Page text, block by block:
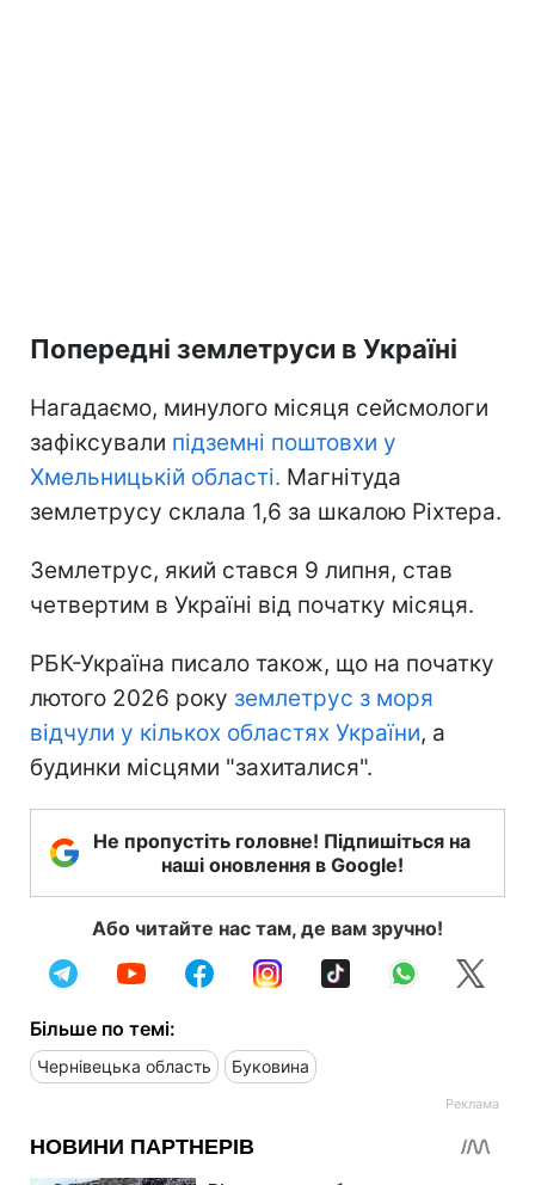
Попередні землетруси в Україні
Нагадаємо, минулого місяця сейсмологи
зафіксували підземні поштовхи у
Хмельницькій області. Магнітуда
землетрусу склала 1,6 за шкалою Ріхтера.
Землетрус, який стався 9 липня, став
четвертим в Україні від початку місяця.
РБК-Україна писало також, що на початку
лютого 2026 року землетрус з моря
відчули у кількох областях України, а
будинки місцями "захиталися".
Не пропустіть головне! Підпишіться на
наші оновлення в Google!
Або читайте нас там, де вам зручно!
Більше по темі:
Чернівецька область Буковина